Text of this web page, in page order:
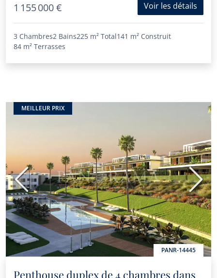
1 155 000 € Voir les détails
3 Chambres2 Bains225 m² Total141 m² Construit
84 m² Terrasses
MEILLEUR PRIX
PANR-14445
Précédent
Penthouse duplex de 4 chambres dans